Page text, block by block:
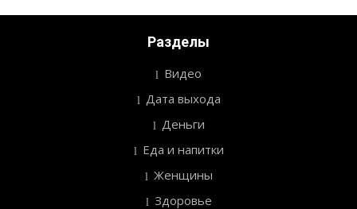
Разделы
Видео
Дата выхода
Деньги
Еда и напитки
Женщины
Здоровье